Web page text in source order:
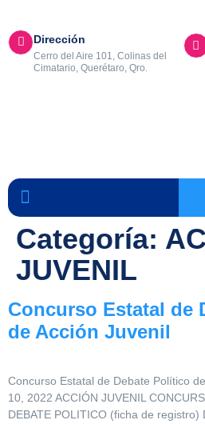
Dirección
Cerro del Aire 101, Colinas del
Cimatario, Querétaro, Qro.
Categoría:
JUVENIL
Concurso Estatal de
de Acción Juvenil
Concurso Estatal de Debate Político
10, 2022 ACCIÓN JUVENIL
DEBATE POLITICO (ficha de registro)